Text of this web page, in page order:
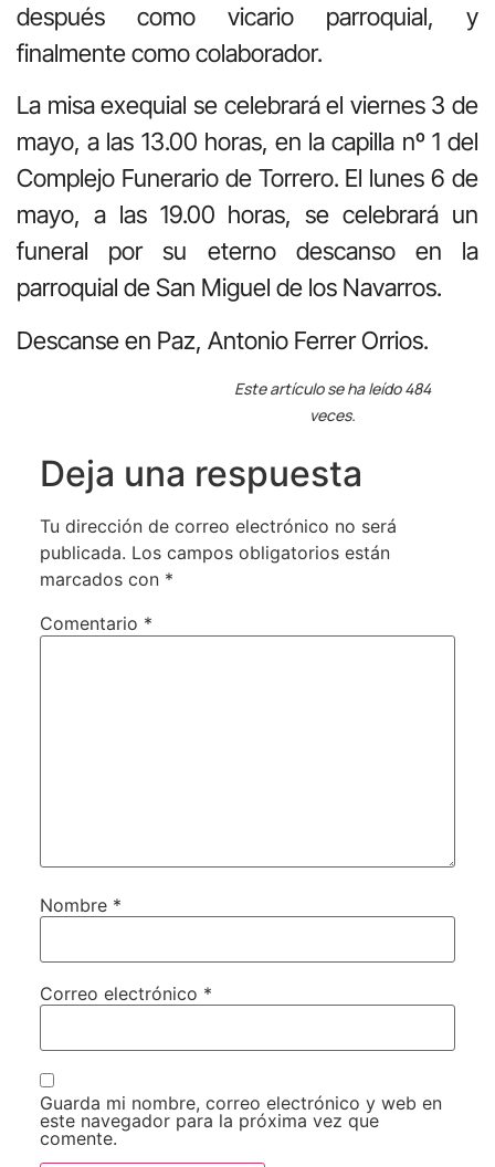
después como vicario parroquial, y
finalmente como colaborador.
La misa exequial se celebrará el viernes 3 de
mayo, a las 13.00 horas, en la capilla nº 1 del
Complejo Funerario de Torrero. El lunes 6 de
mayo, a las 19.00 horas, se celebrará un
funeral por su eterno descanso en la
parroquial de San Miguel de los Navarros.
Descanse en Paz, Antonio Ferrer Orrios.
Este artículo se ha leído 484
veces.
Deja una respuesta
Tu dirección de correo electrónico no será
publicada. Los campos obligatorios están
marcados con *
Comentario *
Nombre *
Correo electrónico *
Guarda mi nombre, correo electrónico y web en
este navegador para la próxima vez que
comente.